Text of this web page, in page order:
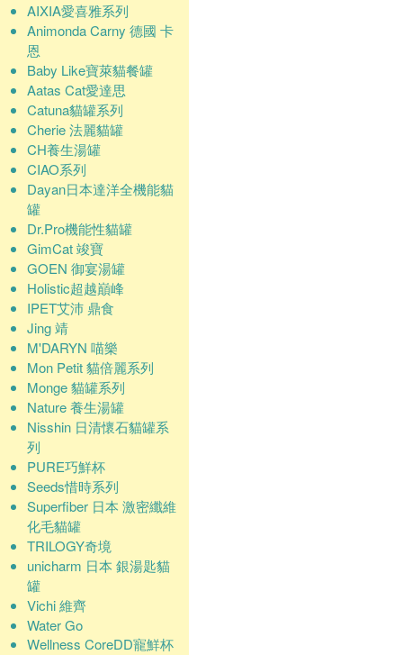
AIXIA愛喜雅系列
Animonda Carny 德國 卡
恩
Baby Like寶萊貓餐罐
Aatas Cat愛達思
Catuna貓罐系列
Cherie 法麗貓罐
CH養生湯罐
CIAO系列
Dayan日本達洋全機能貓
罐
Dr.Pro機能性貓罐
GimCat 竣寶
GOEN 御宴湯罐
Holistic超越巔峰
IPET艾沛 鼎食
Jing 靖
M'DARYN 喵樂
Mon Petit 貓倍麗系列
Monge 貓罐系列
Nature 養生湯罐
Nisshin 日清懷石貓罐系
列
PURE巧鮮杯
Seeds惜時系列
Superfiber 日本 激密纖維
化毛貓罐
TRILOGY奇境
unicharm 日本 銀湯匙貓
罐
Vichi 維齊
Water Go
Wellness CoreDD寵鮮杯